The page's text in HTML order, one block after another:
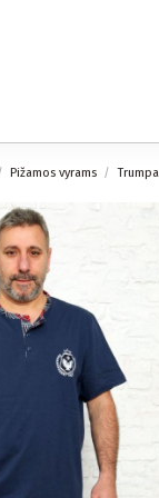
Pižamos vyrams